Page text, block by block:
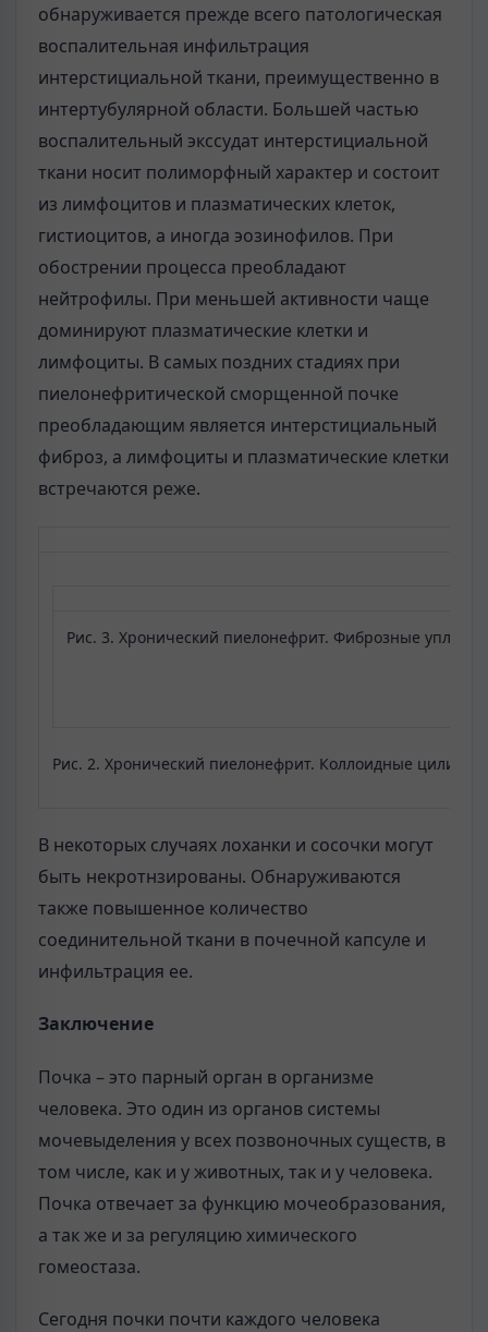
обнаруживается прежде всего патологическая
воспалительная инфильтрация
интерстициальной ткани, преимущественно в
интертубулярной области. Большей частью
воспалительный экссудат интерстициальной
ткани носит полиморфный характер и состоит
из лимфоцитов и плазматических клеток,
гистиоцитов, а иногда эозинофилов. При
обострении процесса преобладают
нейтрофилы. При меньшей активности чаще
доминируют плазматические клетки и
лимфоциты. В самых поздних стадиях при
пиелонефритической сморщенной почке
преобладающим является интерстициальный
фиброз, а лимфоциты и плазматические клетки
встречаются реже.
Рис. 3. Хронический пиелонефрит. Фиброзные
Рис. 2. Хронический пиелонефрит. Коллоидные
В некоторых случаях лоханки и сосочки могут
быть некротнзированы. Обнаруживаются
также повышенное количество
соединительной ткани в почечной капсуле и
инфильтрация ее.
Заключение
Почка – это парный орган в организме
человека. Это один из органов системы
мочевыделения у всех позвоночных существ, в
том числе, как и у животных, так и у человека.
Почка отвечает за функцию мочеобразования,
а так же и за регуляцию химического
гомеостаза.
Сегодня почки почти каждого человека